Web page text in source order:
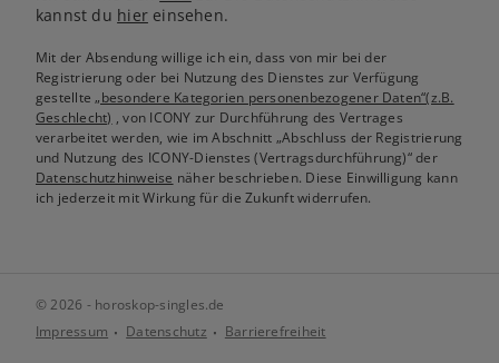
kannst du hiereinsehen.
Mit der Absendung willige ich ein, dass von mir bei der
Registrierung oder bei Nutzung des Dienstes zur Verfügung
gestellte„besondere Kategorien personenbezogener Daten“(z.B.
Geschlecht) , von ICONY zur Durchführung des Vertrages
verarbeitet werden, wie im Abschnitt „Abschluss der Registrierung
und Nutzung des ICONY-Dienstes (Vertragsdurchführung)“ der
Datenschutzhinweise näher beschrieben. Diese Einwilligung kann
ich jederzeit mit Wirkung für die Zukunft widerrufen.
© 2026 - horoskop-singles.de
Impressum
Datenschutz Barrierefreiheit